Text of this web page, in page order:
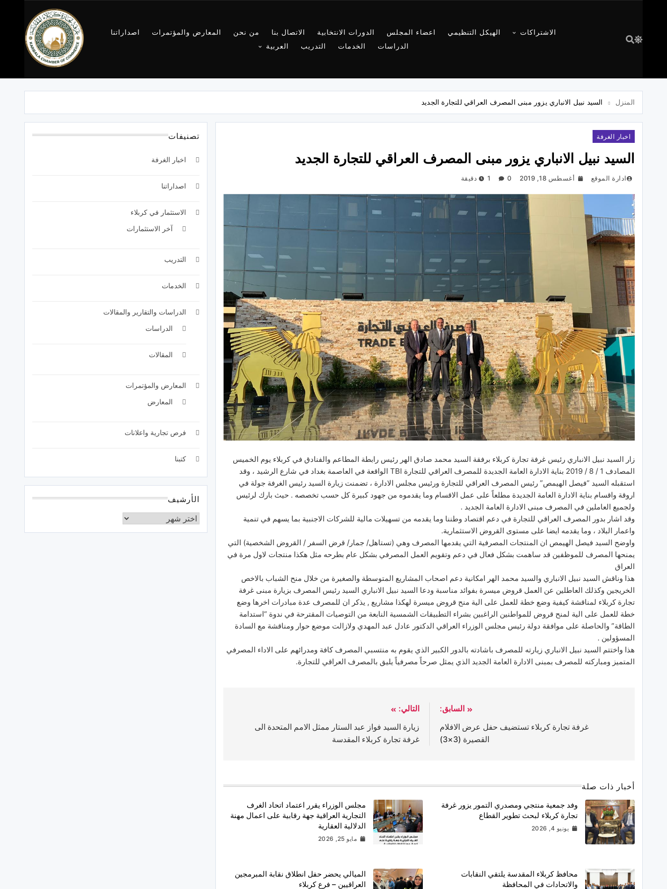
الاشتراكات الهيكل التنظيمي اعضاء المجلس الدورات الانتخابية الاتصال بنا من نحن المعارض والمؤتمرات
اصداراتنا
الدراسات
الخدمات التدريب العربية
غرفة تجارة
المنزل السيد نبيل الانباري يزور مبنى المصرف العراقي للتجارة الجديد
اخبار الغرفة
السيد نبيل الانباري يزور مبنى المصرف العراقي للتجارة الجديد
ادارة الموقع أغسطس 18, 2019 0 1 دقيقة
زار السيد نبيل الانباري رئيس غرفة تجارة كربلاء برفقة السيد محمد صادق الهر رئيس رابطة المطاعم والفنادق في كربلاء يوم الخميس
المصادف 1 / 8 / 2019 بناية الادارة العامة الجديدة للمصرف العراقي للتجارة TBI الواقعة في العاصمة بغداد في شارع الرشيد ، وقد
استقبله السيد “فيصل الهيمص” رئيس المصرف العراقي للتجارة ورئيس مجلس الادارة ، تضمنت زيارة السيد رئيس الغرفة جولة في
اروقة واقسام بناية الادارة العامة الجديدة مطلعاً على عمل الاقسام وما يقدموه من جهود كبيرة كل حسب تخصصه . حيث بارك لرئيس
ولجميع العاملين في المصرف مبنى الادارة العامة الجديد .
وقد اشار بدور المصرف العراقي للتجارة في دعم اقتصاد وطننا وما يقدمه من تسهيلات مالية للشركات الاجنبية بما يسهم في تنمية
واعمار البلاد ، وما يقدمه ايضا على مستوى القروض الاستثمارية.
واوضح السيد فيصل الهيمص ان المنتجات المصرفية التي يقدمها المصرف وهي (تستاهل/ جمار/ قرض السفر / القروض الشخصية) التي
يمنحها المصرف للموظفين قد ساهمت بشكل فعال في دعم وتقويم العمل المصرفي بشكل عام بطرحه مثل هكذا منتجات لاول مرة في
العراق
هذا وناقش السيد نبيل الانباري والسيد محمد الهر امكانية دعم اصحاب المشاريع المتوسطة والصغيرة من خلال منح الشباب بالاخص
الخريجين وكذلك العاطلين عن العمل قروض ميسرة بفوائد مناسبة ودعا السيد نبيل الانباري السيد رئيس المصرف بزيارة مبنى غرفة
تجارة كربلاء لمناقشة كيفية وضع خطة للعمل على الية منح قروض ميسرة لهكذا مشاريع , يذكر ان للمصرف عدة مبادرات اخرها وضع
خطة للعمل على الية لمنح قروض للمواطنين الراغبين بشراء التطبيقات الشمسية النابعة من التوصيات المقترحة في ندوة “استدامة
الطاقة” والحاصلة على موافقة دولة رئيس مجلس الوزراء العراقي الدكتور عادل عبد المهدي ولازالت موضع حوار ومناقشة مع السادة
المسؤولين .
هذا واختتم السيد نبيل الانباري زيارته للمصرف باشادته بالدور الكبير الذي يقوم به منتسبي المصرف كافة ومدرائهم على الاداء المصرفي
المتميز ومباركته للمصرف بمبنى الادارة العامة الجديد الذي يمثل صرحاً مصرفياً يليق بالمصرف العراقي للتجارة.
السابق:
غرفة تجارة كربلاء تستضيف حفل عرض الافلام
القصيرة (3×3)
التالي:
زيارة السيد فواز عبد الستار ممثل الامم المتحدة الى
غرفة تجارة كربلاء المقدسة
أخبار ذات صلة
وفد جمعية منتجي ومصدري التمور يزور غرفة
تجارة كربلاء لبحث تطوير القطاع
يونيو 4, 2026
مجلس الوزراء يقرر اعتماد اتحاد الغرف
التجارية العراقية جهة رقابية على اعمال مهنة
الدلالية العقارية
مايو 25, 2026
محافظ كربلاء المقدسة يلتقي النقابات
والاتحادات في المحافظة
الميالي يحضر حفل انطلاق نقابة المبرمجين
العراقيين – فرع كربلاء
تصنيفات
اخبار الغرفة
اصداراتنا
الاستثمار في كربلاء
آخر الاستثمارات
التدريب
الخدمات
الدراسات والتقارير والمقالات
الدراسات
المقالات
المعارض والمؤتمرات
المعارض
فرص تجارية واعلانات
كتبنا
الأرشيف